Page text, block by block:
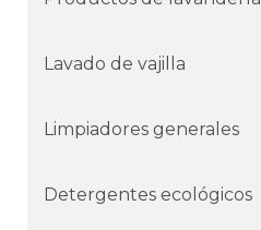
Lavado de vajilla
Limpiadores generales
Detergentes ecológicos